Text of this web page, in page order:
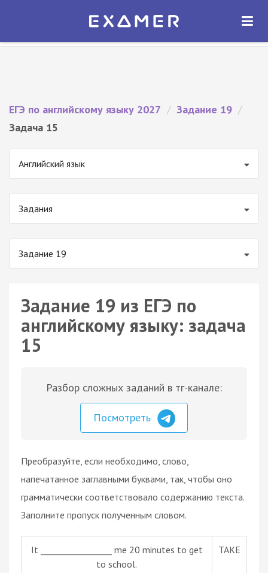
Экзамер — ЕГЭ 2027
ОТКРЫТЬ
ЕГЭ по английскому языку 2027 / Задание 19 /
Задача 15
Английский язык
Задания
Задание 19
Задание 19 из ЕГЭ по
английскому языку: задача
15
Разбор сложных заданий в тг-канале:
Посмотреть
Преобразуйте, если необходимо, слово,
напечатанное заглавными буквами, так, чтобы оно
грамматически соответствовало содержанию текста.
Заполните пропуск полученным словом.
It _________________ me 20 minutes to get
to school.
TAKE